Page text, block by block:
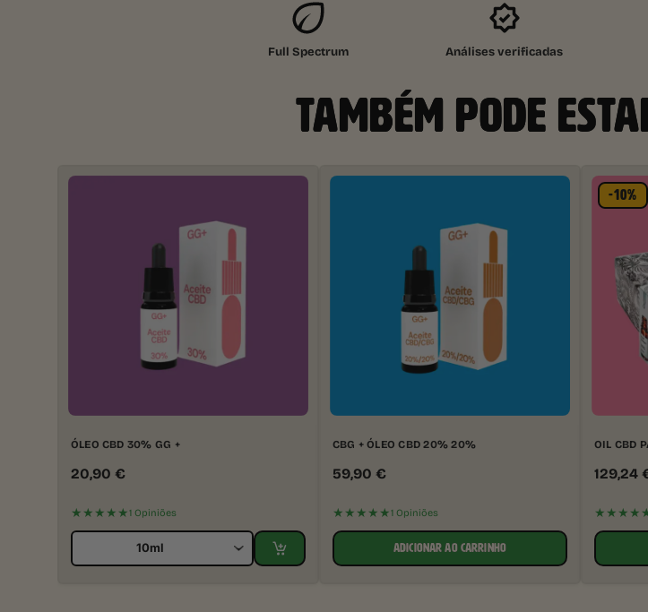
Full Spectrum Análises verificadas
TAMBÉM PODE
ÓLEO CBD 30% GG +
20,90 €
★★★★★1 Opiniões
CBG + ÓLEO CBD 20% 20%
59,90 €
★★★★★1 Opiniões
ADICIONAR AO CARRINHO
-10%
OIL CBD
129,24